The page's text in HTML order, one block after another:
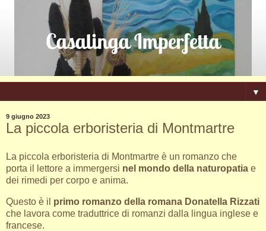
▼
9 giugno 2023
La piccola erboristeria di Montmartre
La piccola erboristeria di Montmartre è un romanzo che
porta il lettore a immergersi nel mondo della naturopatia e
dei rimedi per corpo e anima.
Questo è il primo romanzo della romana Donatella Rizzati
che lavora come traduttrice di romanzi dalla lingua inglese e
francese.